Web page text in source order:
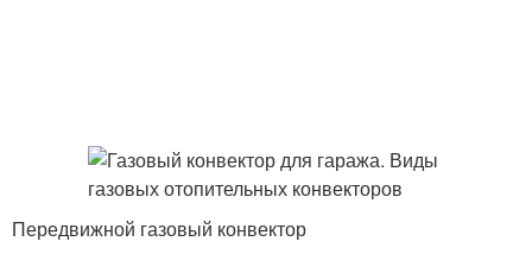
Передвижной газовый конвектор